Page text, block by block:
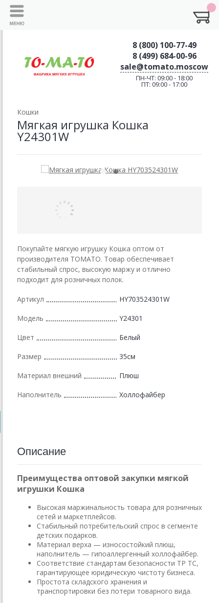
8 (800) 100-77-49
8 (499) 684-00-96
sale@tomato.moscow
ПН-ЧТ: 09:00 - 18:00
ПТ: 09:00 - 17:00
Кошки
Мягкая игрушка Кошка
Y24301W
Покупайте мягкую игрушку Кошка оптом от
производителя ТОМАТО. Товар обеспечивает
стабильный спрос, высокую маржу и отлично
подходит для розничных полок.
Артикул HY703524301W
Модель Y24301
Цвет Белый
Размер 35см
Материал внешний Плюш
Наполнитель Холлофайбер
Описание
Преимущества оптовой закупки мягкой
игрушки Кошка
Высокая маржинальность товара для розничных
сетей и маркетплейсов.
Стабильный потребительский спрос в сегменте
детских подарков.
Материал верха — износостойкий плюш,
наполнитель — гипоаллергенный холлофайбер.
Соответствие стандартам безопасности ТР ТС,
гарантирующее юридическую чистоту бизнеса.
Простота складского хранения и
транспортировки без потери товарного вида.